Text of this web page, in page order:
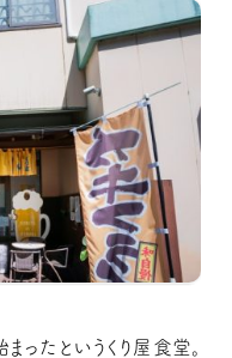
ったというくり屋食堂。